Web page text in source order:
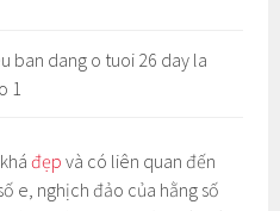
đẹp và có liên quan đến
e, nghịch đảo của hằng số